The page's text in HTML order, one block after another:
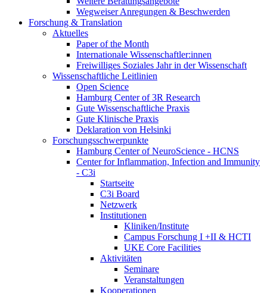
Wegweiser Anregungen & Beschwerden
Forschung & Translation
Aktuelles
Paper of the Month
Internationale Wissenschaftler:innen
Freiwilliges Soziales Jahr in der Wissenschaft
Wissenschaftliche Leitlinien
Open Science
Hamburg Center of 3R Research
Gute Wissenschaftliche Praxis
Gute Klinische Praxis
Deklaration von Helsinki
Forschungsschwerpunkte
Hamburg Center of NeuroScience - HCNS
Center for Inflammation, Infection and Immunity
- C3i
Startseite
C3i Board
Netzwerk
Institutionen
Kliniken/Institute
Campus Forschung I +II & HCTI
UKE Core Facilities
Aktivitäten
Seminare
Veranstaltungen
Kooperationen